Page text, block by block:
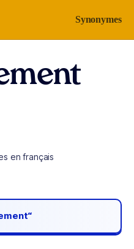
Synonymes
en français